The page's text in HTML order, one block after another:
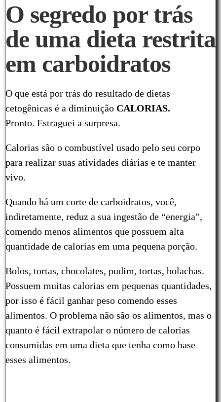
O segredo por trás
de uma dieta restrita
em carboidratos
O que está por trás do resultado de dietas
cetogênicas é a diminuição CALORIAS.
Pronto. Estraguei a surpresa.
Calorias são o combustível usado pelo seu corpo
para realizar suas atividades diárias e te manter
vivo.
Quando há um corte de carboidratos, você,
indiretamente, reduz a sua ingestão de “energia”,
comendo menos alimentos que possuem alta
quantidade de calorias em uma pequena porção.
Bolos, tortas, chocolates, pudim, tortas, bolachas.
Possuem muitas calorias em pequenas quantidades,
por isso é fácil ganhar peso comendo esses
alimentos. O problema não são os alimentos, mas o
quanto é fácil extrapolar o número de calorias
consumidas em uma dieta que tenha como base
esses alimentos.